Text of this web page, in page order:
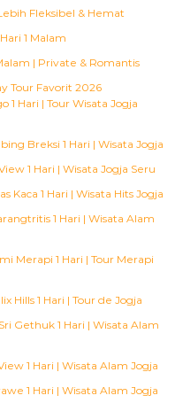
Fleksibel & Hemat
1 Malam
| Private & Romantis
Tour Favorit 2026
1 Hari | Tour Wisata Jogja
Breksi 1 Hari | Wisata Jogja
1 Hari | Wisata Jogja Seru
Kaca 1 Hari | Wisata Hits Jogja
1 Hari | Wisata Alam
Merapi 1 Hari | Tour Merapi
Hills 1 Hari | Tour de Jogja
Gethuk 1 Hari | Wisata Alam
1 Hari | Wisata Alam Jogja
1 Hari | Wisata Alam Jogja